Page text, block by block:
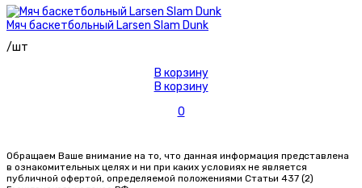
Мяч баскетбольный Larsen Slam Dunk
/шт
В корзину
В корзину
0
Обращаем Ваше внимание на то, что данная информация представлена
в ознакомительных целях и ни при каких условиях не является
публичной офертой, определяемой положениями Статьи 437 (2)